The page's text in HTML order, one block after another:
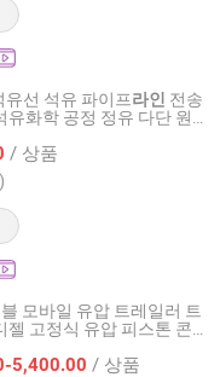
선 석유 파이프라인 전송
유화학 공정 정유 다단 원심
/ 상품
모바일 유압 트레일러 트
젤 고정식 유압 피스톤 콘크
5,400.00 / 상품
Supplies Group